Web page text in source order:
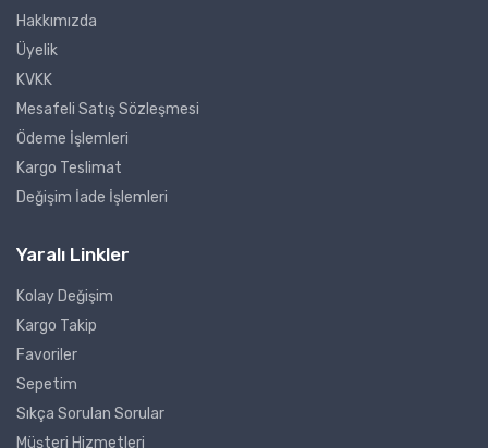
Hakkımızda
Üyelik
KVKK
Mesafeli Satış Sözleşmesi
Ödeme İşlemleri
Kargo Teslimat
Değişim İade İşlemleri
Yaralı Linkler
Kolay Değişim
Kargo Takip
Favoriler
Sepetim
Sıkça Sorulan Sorular
Müşteri Hizmetleri